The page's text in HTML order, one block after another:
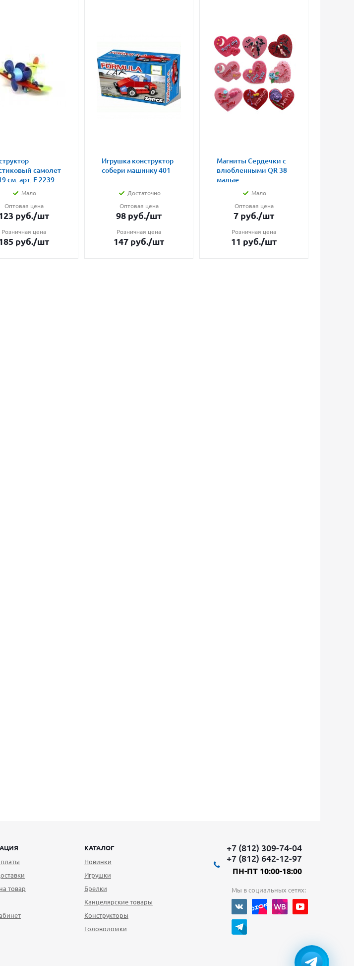
самолет
см. арт. F 2239
Мало
Оптовая цена
руб./шт
Розничная цена
руб./шт
Игрушка конструктор
собери машинку 401
Достаточно
Оптовая цена
98 руб./шт
Розничная цена
147 руб./шт
Магниты Сердечки с
влюбленными QR 38
малые
Мало
Оптовая цена
7 руб./шт
Розничная цена
11 руб./шт
товар
КАТАЛОГ
Новинки
Игрушки
Брелки
Канцелярские товары
Конструкторы
Головоломки
+7 (812) 309-74-04
+7 (812) 642-12-97
ПН-ПТ 10:00-18:00
Мы в социальных сетях: